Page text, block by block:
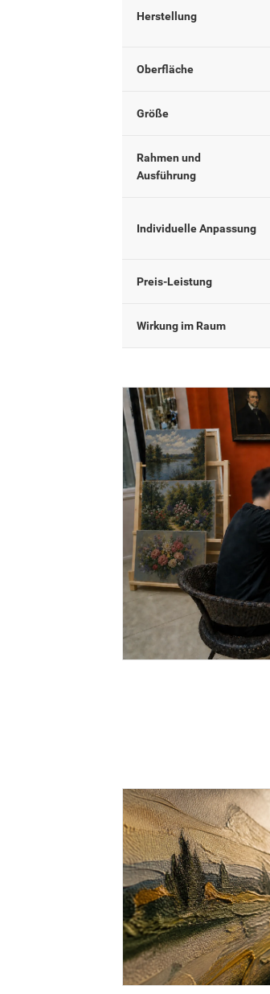
Herstellung
Oberfläche
Größe
Rahmen und
Ausführung
Individuelle Anpassung
Preis-Leistung
Wirkung im Raum